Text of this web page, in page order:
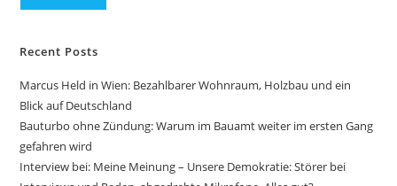
Recent Posts
Marcus Held in Wien: Bezahlbarer Wohnraum, Holzbau und ein
Blick auf Deutschland
Bauturbo ohne Zündung: Warum im Bauamt weiter im ersten Gang
gefahren wird
Interview bei: Meine Meinung – Unsere Demokratie: Störer bei